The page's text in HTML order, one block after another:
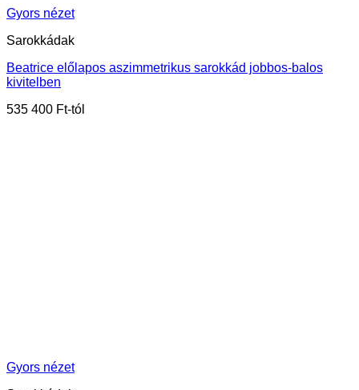
Gyors nézet
Sarokkádak
Beatrice előlapos aszimmetrikus sarokkád jobbos-balos
kivitelben
535 400 Ft
Gyors nézet